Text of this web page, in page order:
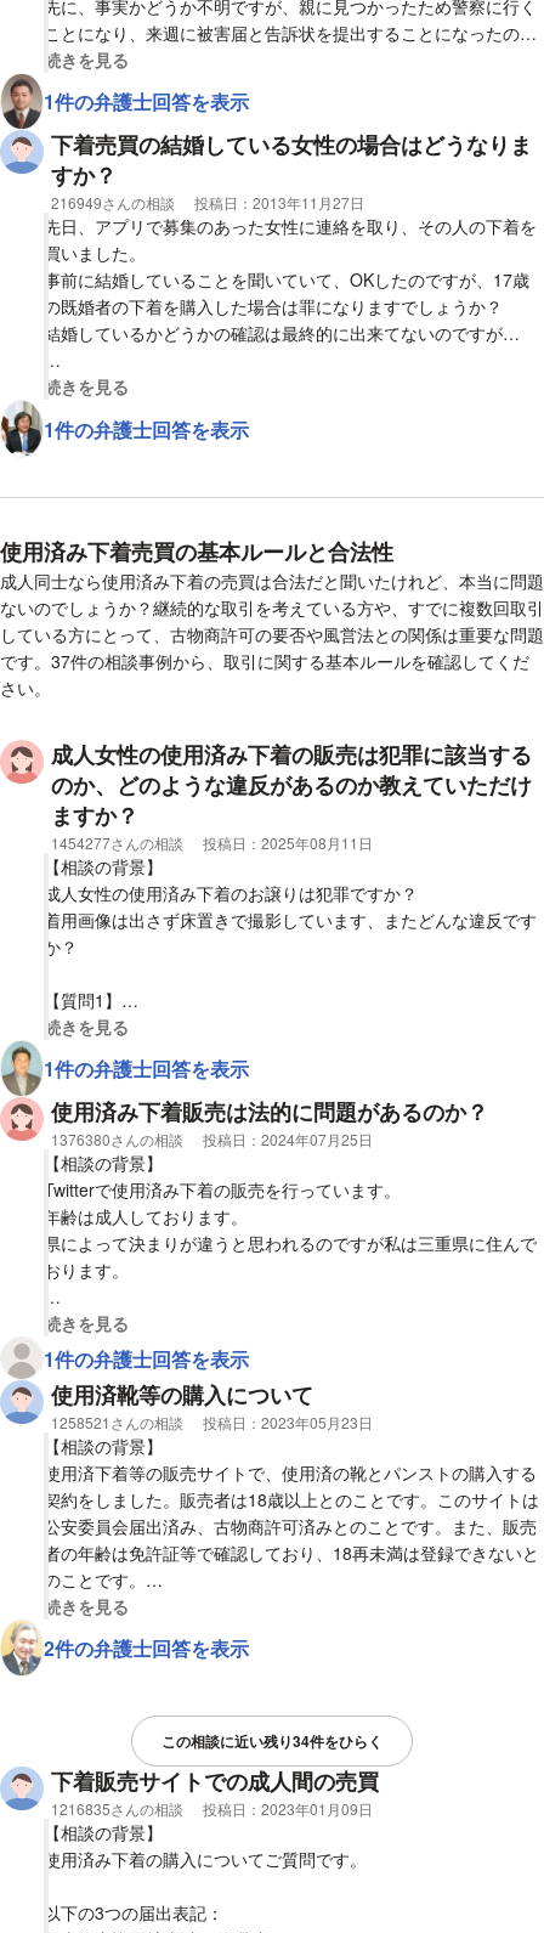
先に、事実かどうか不明ですが、親に見つかったため警察に行く
ことになり、来週に被害届と告訴状を提出することになったの
で、もう連絡できないという連絡がありました。
なお、未遂のため、卑猥な動画などの送付はもちろん無く、画像
も下着（単品 ※非着用）のみ送られてきている状況です。（こ
の画像も20歳と申告していた時点での送付）
この場合も違法と判断され、逮捕されるものなのでしょうか？
ご回答をお待ちしております。
視覚的に省略された相談全文の
続きを見る
1件の弁護士回答を表示
下着売買の結婚している女性の場合はどうなりま
すか？
相談者
216949さんの相談 投稿日： 2013年11月27日
先日、アプリで募集のあった女性に連絡を取り、その人の下着を
買いました。
事前に結婚していることを聞いていて、OKしたのですが、17歳
の既婚者の下着を購入した場合は罪になりますでしょうか？
結婚しているかどうかの確認は最終的に出来てないのですが…
返答よろしくお願いします。
視覚的に省略された相談全文の
続きを見る
1件の弁護士回答を表示
使用済み下着売買の基本ルールと合法性
成人同士なら使用済み下着の売買は合法だと聞いたけれど、本当に問題
ないのでしょうか？継続的な取引を考えている方や、すでに複数回取引
している方にとって、古物商許可の要否や風営法との関係は重要な問題
です。37件の相談事例から、取引に関する基本ルールを確認してくだ
さい。
成人女性の使用済み下着の販売は犯罪に該当する
のか、どのような違反があるのか教えていただけ
ますか？
相談者
1454277さんの相談 投稿日： 2025年08月11日
【相談の背景】
成人女性の使用済み下着のお譲りは犯罪ですか？
着用画像は出さず床置きで撮影しています、またどんな違反です
か？
【質問1】
フリマなどを通した不要な使用済み下着の販売は犯罪ですか？
【質問2】
着用画像ありでの不要な靴下やストッキング類は犯罪ですか？
視覚的に省略された相談全文の
続きを見る
1件の弁護士回答を表示
使用済み下着販売は法的に問題があるのか？
相談者
1376380さんの相談 投稿日： 2024年07月25日
【相談の背景】
Twitterで使用済み下着の販売を行っています。
年齢は成人しております。
県によって決まりが違うと思われるのですが私は三重県に住んで
おります。
【質問1】
販売相手がもし未成年だった場合、法に触れますか。
【質問2】
個人の使用済み品であり不用品の処分の一環でも届けは必要です
か？
【質問3】
1日着用したものを販売するのは違法ですか？
視覚的に省略された相談全文の
続きを見る
1件の弁護士回答を表示
使用済靴等の購入について
相談者
1258521さんの相談 投稿日： 2023年05月23日
【相談の背景】
使用済下着等の販売サイトで、使用済の靴とパンストの購入する
契約をしました。販売者は18歳以上とのことです。このサイトは
公安委員会届出済み、古物商許可済みとのことです。また、販売
者の年齢は免許証等で確認しており、18再未満は登録できないと
のことです。
青少年の健全な育成に関する条例では18歳未満の下着等の買取り
は違反とあります。この購入は条例違反になりますでしょうか。
明日までにご回答をお願いします。
販売者が18歳以上の場合、使用済の靴とパンストの購入は条例違
反等になりますでしょうか？
【質問2】
使用済のパンストは不明な部分があるので、契約をしています
が、発送を拒否しようと考えています。拒否をしても、契約して
いると条例違反等になりますか？
視覚的に省略された相談全文の
続きを見る
2件の弁護士回答を表示
この相談に近い残り34件をひらく
下着販売サイトでの成人間の売買
相談者
1216835さんの相談 投稿日： 2023年01月09日
【相談の背景】
使用済み下着の購入についてご質問です。
以下の3つの届出表記：